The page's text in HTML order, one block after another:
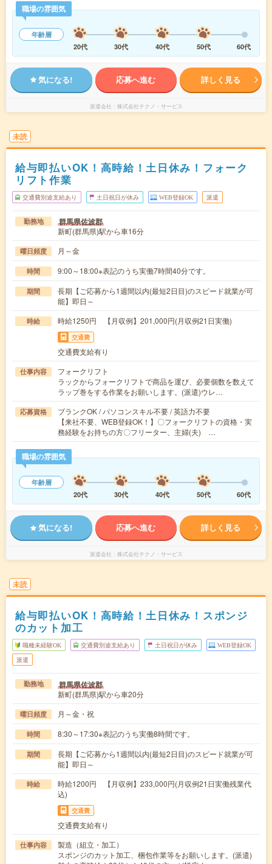
職場の雰囲気
年齢層
20代
30代 40代 50代 60代
気になる! 応募へ進む 詳しく見る
派遣会社 株式会社テクノ・サービス
未読
給与即払いOK！高時給！土日休み！フォーク
リフト作業
交通費別途支給あり 土日祝日が休み WEB登録OK 派遣
勤務地 群馬県佐波郡
新町(群馬県)駅から車16分
曜日頻度 月～金
時間 9:00～18:00※表記のうち実働7時間40分です。
期間
長期【ご応募から1週間以内(最短2日目)のスピード就業が可
能】即日～
時給 時給1250円 【月収例】201,000円(月収例21日実働)
交通費
交通費支給有り
仕事内容
フォークリフト
ラックからフォークリフトで商品を運び、必要個数を数えて
ラップ巻をする作業をお願いします。(派遣)ウレ…
応募資格
ブランクOK / パソコンスキル不要 / 英語力不要
【来社不要、WEB登録OK！】〇フォークリフトの資格・実
務経験をお持ちの方〇フリーター、主婦(夫) …
職場の雰囲気
年齢層
20代
30代 40代 50代 60代
気になる! 応募へ進む 詳しく見る
派遣会社 株式会社テクノ・サービス
未読
給与即払いOK！高時給！土日休み！スポンジ
のカット加工
職種未経験OK 交通費別途支給あり 土日祝日が休み WEB登録OK
派遣
勤務地 群馬県佐波郡
新町(群馬県)駅から車20分
曜日頻度 月～金・祝
時間 8:30～17:30※表記のうち実働8時間です。
期間
長期【ご応募から1週間以内(最短2日目)のスピード就業が可
能】即日～
時給
時給1200円 【月収例】233,000円(月収例21日実働残業代
込)
交通費
交通費支給有り
仕事内容
製造（組立・加工）
スポンジのカット加工、梱包作業等をお願いします。(派遣)